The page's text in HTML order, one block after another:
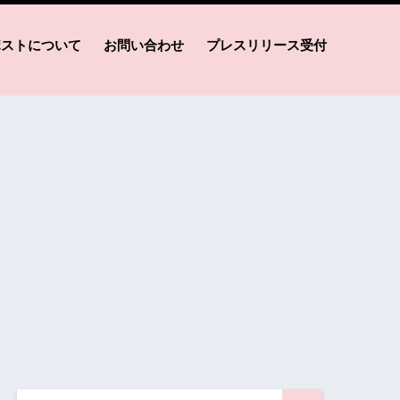
トについて お問い合わせ プレスリリース受付